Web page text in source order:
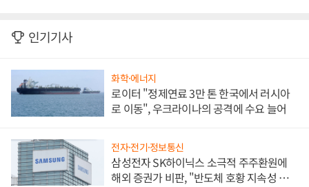
인기기사
화학·에너지
로이터 "정제연료 3만 톤 한국에서 러시아
로 이동", 우크라이나의 공격에 수요 늘어
전자·전기·정보통신
삼성전자 SK하이닉스 소극적 주주환원에
해외 증권가 비판, "반도체 호황 지속성 의